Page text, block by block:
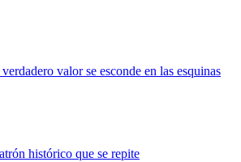
valor se esconde en las esquinas
histórico que se repite